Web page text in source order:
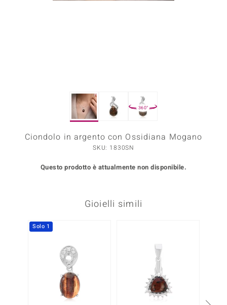
360°
Ciondolo in argento con Ossidiana Mogano
SKU: 1830SN
Questo prodotto è attualmente non disponibile.
Gioielli simili
Solo 1